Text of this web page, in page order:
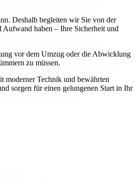
Deshalb begleiten wir Sie von der
haben – Ihre Sicherheit und
vor dem Umzug oder die Abwicklung
zu müssen.
moderner Technik und bewährten
sorgen für einen gelungenen Start in Ihr